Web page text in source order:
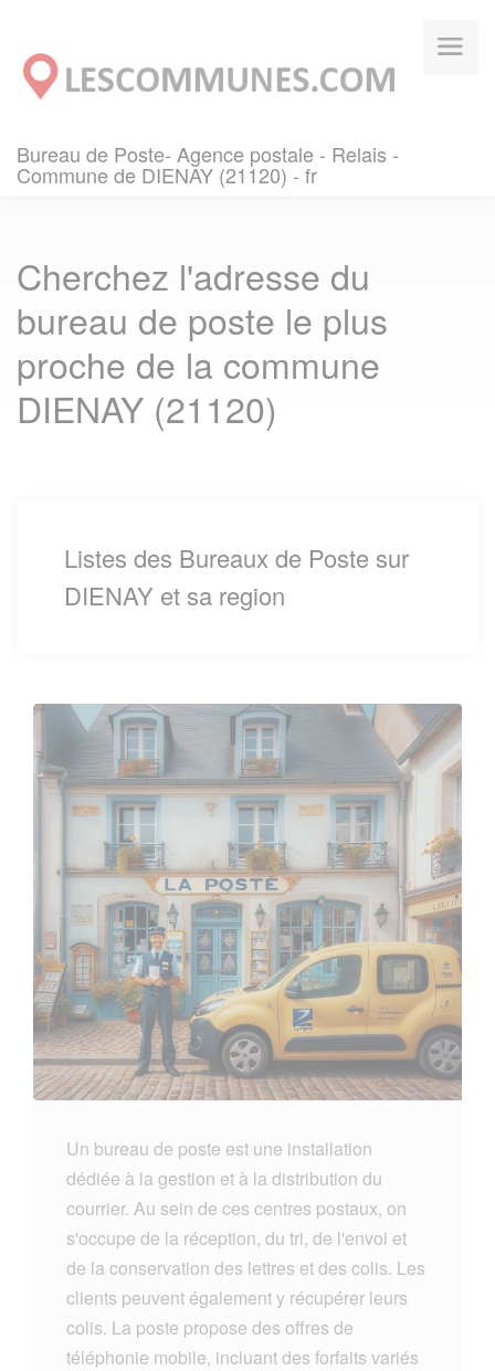
Bureau de Poste- Agence postale - Relais -
Commune de DIENAY (21120) - fr
Cherchez l'adresse du
bureau de poste le plus
proche de la commune
DIENAY (21120)
Listes des Bureaux de Poste sur
DIENAY et sa region
Un bureau de poste est une installation
dédiée à la gestion et à la distribution du
courrier. Au sein de ces centres postaux, on
s'occupe de la réception, du tri, de l'envoi et
de la conservation des lettres et des colis. Les
clients peuvent également y récupérer leurs
colis. La poste propose des offres de
téléphonie mobile, incluant des forfaits variés